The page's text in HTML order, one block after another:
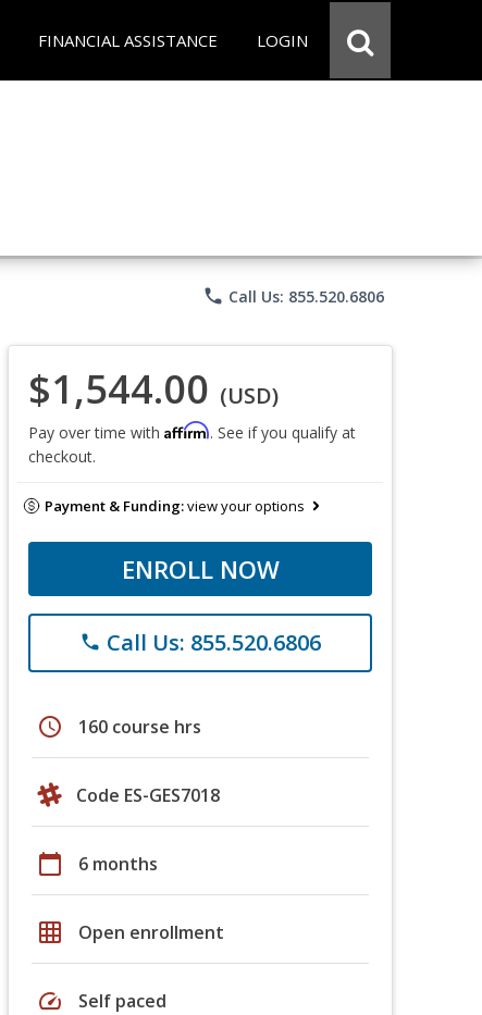
FINANCIAL ASSISTANCE LOGIN
phone Call Us: 855.520.6806
$1,544.00 (USD)
Pay over time with Affirm. See if you qualify at
checkout.
Payment & Funding:view your options
ENROLL NOW
phone Call Us: 855.520.6806
schedule 160 course hrs
Code ES-GES7018
calendar_today 6 months
grid_on Open enrollment
speed Self paced